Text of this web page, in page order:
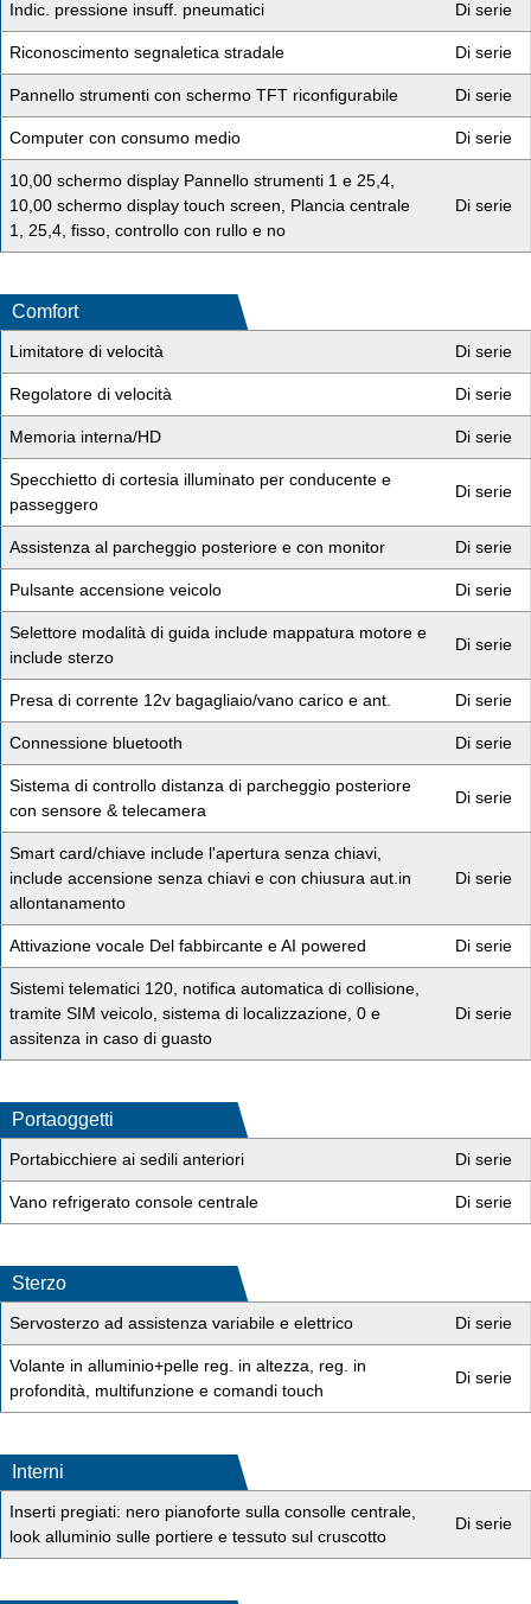
Indic. pressione insuff. pneumatici Di serie
Riconoscimento segnaletica stradale Di serie
Pannello strumenti con schermo TFT riconfigurabile Di serie
Computer con consumo medio Di serie
10,00 schermo display Pannello strumenti 1 e 25,4,
10,00 schermo display touch screen, Plancia centrale
1, 25,4, fisso, controllo con rullo e no
Di serie
Comfort
Limitatore di velocità Di serie
Regolatore di velocità Di serie
Memoria interna/HD Di serie
Specchietto di cortesia illuminato per conducente e
passeggero
Di serie
Assistenza al parcheggio posteriore e con monitor Di serie
Pulsante accensione veicolo Di serie
Selettore modalità di guida include mappatura motore e
include sterzo
Di serie
Presa di corrente 12v bagagliaio/vano carico e ant. Di serie
Connessione bluetooth Di serie
Sistema di controllo distanza di parcheggio posteriore
con sensore & telecamera
Di serie
Smart card/chiave include l'apertura senza chiavi,
include accensione senza chiavi e con chiusura aut.in
allontanamento
Di serie
Attivazione vocale Del fabbircante e AI powered Di serie
Sistemi telematici 120, notifica automatica di collisione,
tramite SIM veicolo, sistema di localizzazione, 0 e
assitenza in caso di guasto
Di serie
Portaoggetti
Portabicchiere ai sedili anteriori Di serie
Vano refrigerato console centrale Di serie
Sterzo
Servosterzo ad assistenza variabile e elettrico Di serie
Volante in alluminio+pelle reg. in altezza, reg. in
profondità, multifunzione e comandi touch
Di serie
Interni
Inserti pregiati: nero pianoforte sulla consolle centrale,
look alluminio sulle portiere e tessuto sul cruscotto
Di serie